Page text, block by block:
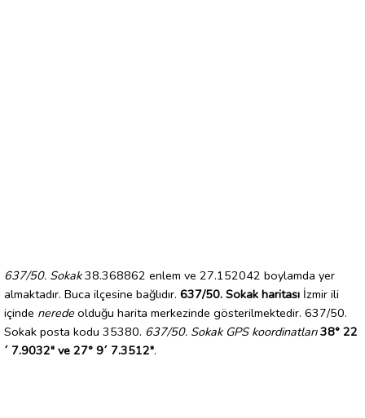
637/50. Sokak38.368862 enlem ve 27.152042 boylamda yer
almaktadır. Buca ilçesine bağlıdır. 637/50. Sokak haritası İzmir ili
içinde nerede olduğu harita merkezinde gösterilmektedir. 637/50.
Sokak posta kodu 35380. 637/50. Sokak GPS koordinatları 38° 22
´ 7.9032" ve 27° 9´ 7.3512".